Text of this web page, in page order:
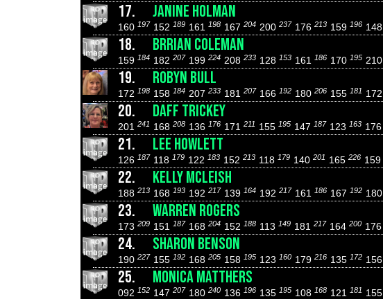
17. JANINE HOLMAN
160 197 152 189 161 198 167 204 200 237 176 213 159 196 148
18. BRRIAN COLEMAN
159 184 182 207 199 224 208 233 128 153 161 186 170 195 210
19. ROBYN BULL
172 198 158 184 207 233 181 207 166 192 180 206 155 181 172
20. DAFF TRICKEY
201 241 168 208 136 176 171 211 155 195 147 187 123 163 176
21. LEE HOWLETT
126 187 118 179 122 183 152 213 118 179 140 201 165 226 159
22. KELLY MCLEISH
188 213 168 193 192 217 139 164 192 217 161 186 167 192 180
23. WARREN ROGERS
173 209 151 187 168 204 152 188 113 149 181 217 164 200 176
24. SHARON BENSON
190 227 155 192 168 205 158 195 123 160 179 216 135 172 156
25. MONICA MATTHERS
092 152 147 207 180 240 136 196 135 195 108 168 121 181 155